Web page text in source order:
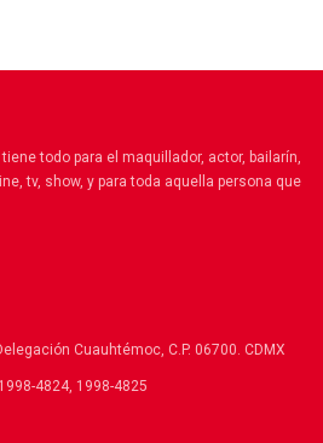
todo para el maquillador, actor, bailarín,
tv, show, y para toda aquella persona que
Cuauhtémoc, C.P. 06700. CDMX
4824, 1998-4825